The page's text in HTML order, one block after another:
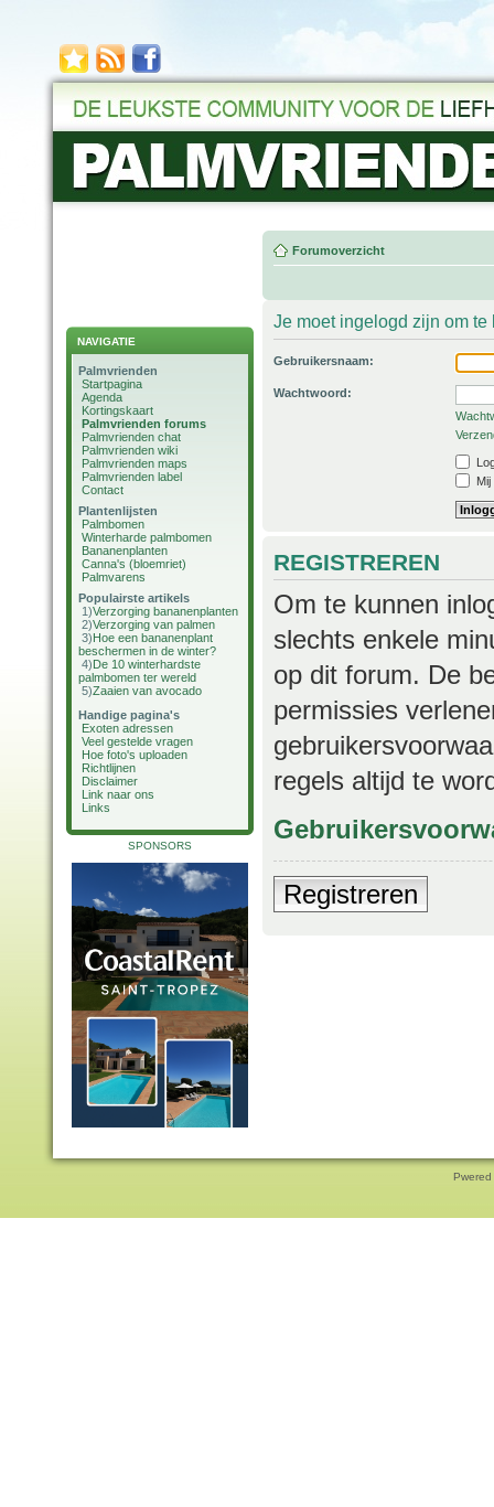
NAVIGATIE
Palmvrienden
Startpagina
Agenda
Kortingskaart
Palmvrienden forums
Palmvrienden chat
Palmvrienden wiki
Palmvrienden maps
Palmvrienden label
Contact
Plantenlijsten
Palmbomen
Winterharde palmbomen
Bananenplanten
Canna's (bloemriet)
Palmvarens
Populairste artikels
1)Verzorging bananenplanten
2)Verzorging van palmen
3)Hoe een bananenplant
beschermen in de winter?
4)De 10 winterhardste
palmbomen ter wereld
5)Zaaien van avocado
Handige pagina's
Exoten adressen
Veel gestelde vragen
Hoe foto's uploaden
Richtlijnen
Disclaimer
Link naar ons
Links
SPONSORS
Forumoverzicht
Je moet ingelogd zijn om
Gebruikersnaam:
Wachtwoord:
REGISTREREN
Om te kunnen
slechts enkele
op dit forum. De
permissies
regels altijd te
Registreren